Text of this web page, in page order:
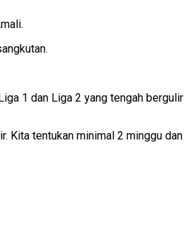
1 dan Liga 2 yang tengah bergulir
Kita tentukan minimal 2 minggu dan